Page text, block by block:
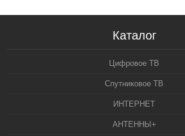
Каталог
Цифровое ТВ
Спутниковое ТВ
ИНТЕРНЕТ
АНТЕННЫ+